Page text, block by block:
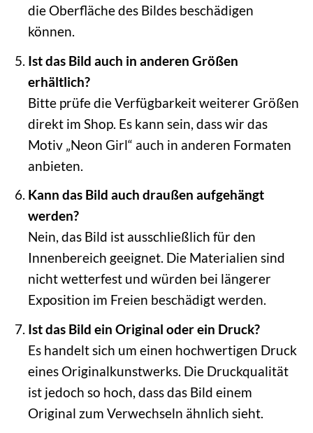
die Oberfläche des Bildes beschädigen
können.
Ist das Bild auch in anderen Größen
erhältlich?
Bitte prüfe die Verfügbarkeit weiterer Größen
direkt im Shop. Es kann sein, dass wir das
Motiv „Neon Girl“ auch in anderen Formaten
anbieten.
Kann das Bild auch draußen aufgehängt
werden?
Nein, das Bild ist ausschließlich für den
Innenbereich geeignet. Die Materialien sind
nicht wetterfest und würden bei längerer
Exposition im Freien beschädigt werden.
Ist das Bild ein Original oder ein Druck?
Es handelt sich um einen hochwertigen Druck
eines Originalkunstwerks. Die Druckqualität
ist jedoch so hoch, dass das Bild einem
Original zum Verwechseln ähnlich sieht.